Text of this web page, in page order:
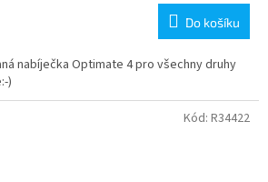
Do košíku
nabíječka Optimate 4 pro všechny druhy
)
Kód: R34422